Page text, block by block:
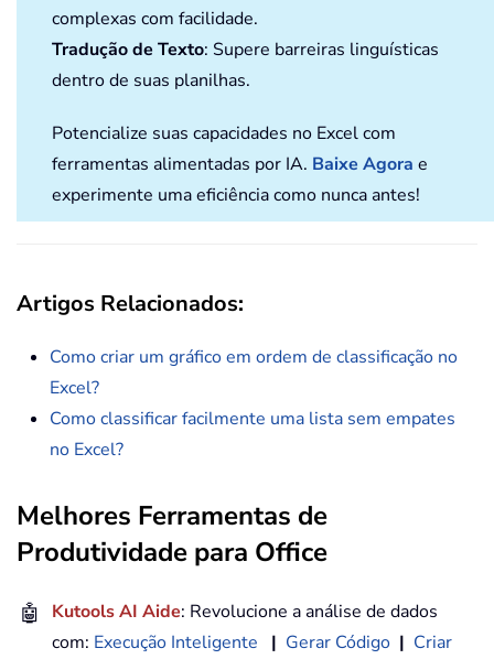
complexas com facilidade.
Tradução de Texto: Supere barreiras linguísticas
dentro de suas planilhas.
Potencialize suas capacidades no Excel com
ferramentas alimentadas por IA. Baixe Agora e
experimente uma eficiência como nunca antes!
Artigos Relacionados:
Como criar um gráfico em ordem de classificação no
Excel?
Como classificar facilmente uma lista sem empates
no Excel?
Melhores Ferramentas de
Produtividade para Office
🤖 Kutools AI Aide: Revolucione a análise de dados
com: Execução Inteligente | Gerar Código | Criar